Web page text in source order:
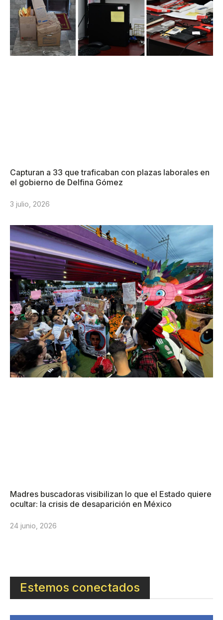
Capturan a 33 que traficaban con plazas laborales en
el gobierno de Delfina Gómez
3 julio, 2026
Madres buscadoras visibilizan lo que el Estado quiere
ocultar: la crisis de desaparición en México
24 junio, 2026
Estemos conectados